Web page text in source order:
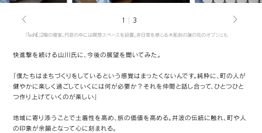
「TenNE」2階の寝室。円窓の中には瞑想スペースを設置。非日常を感じる木彫刻の蓮の花のオブジェも
1 3
快進撃を続ける山川氏に、今後の展望を聞いてみた。
「僕たちはまちづくりをしているという感覚はまったくないんです。純粋に、町の人が
健やかに楽しく過ごしていくには何が必要か？それを仲間と話し合って、ひとつひと
つ作り上げていくのが楽しい」
地域に寄り添うことで土着性を高め、旅の価値を高める。井波の伝統に触れ、町や人
の印象が余韻となって心に刻まれる。